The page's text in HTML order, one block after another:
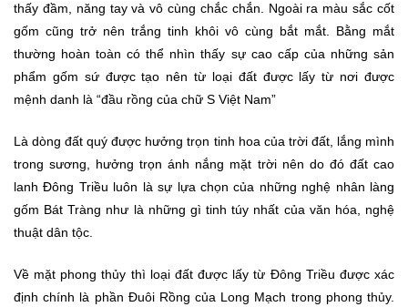
thấy đầm, năng tay và vô cùng chắc chắn. Ngoài ra màu sắc cốt
gốm cũng trở nên trắng tinh khôi vô cùng bắt mắt. Bằng mắt
thường hoàn toàn có thể nhìn thấy sự cao cấp của những sản
phẩm gốm sứ được tạo nên từ loại đất được lấy từ nơi được
mệnh danh là “đầu rồng của chữ S Việt Nam”
Là dòng đất quý được hưởng trọn tinh hoa của trời đất, lắng mình
trong sương, hưởng trọn ánh nắng mặt trời nên do đó đất cao
lanh Đông Triều luôn là sự lựa chọn của những nghệ nhân làng
gốm Bát Tràng như là những gì tinh túy nhất của văn hóa, nghệ
thuật dân tộc.
Về mặt phong thủy thì loại đất được lấy từ Đông Triều được xác
định chính là phần Đuôi Rồng của Long Mạch trong phong thủy.